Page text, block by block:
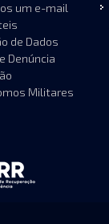
um e-mail
de Dados
Denúncia
Militares